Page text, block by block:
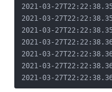
2021-03-
2021-03-
2021-03-
2021-03-
2021-03-
2021-03-
2021-03-